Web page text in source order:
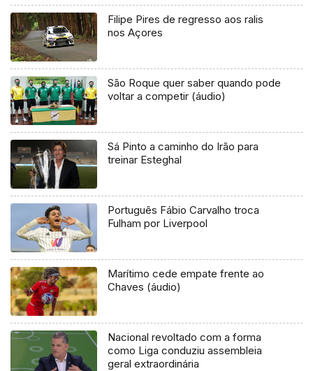
Filipe Pires de regresso aos ralis
nos Açores
São Roque quer saber quando pode
voltar a competir (áudio)
Sá Pinto a caminho do Irão para
treinar Esteghal
Português Fábio Carvalho troca
Fulham por Liverpool
Marítimo cede empate frente ao
Chaves (áudio)
Nacional revoltado com a forma
como Liga conduziu assembleia
geral extraordinária